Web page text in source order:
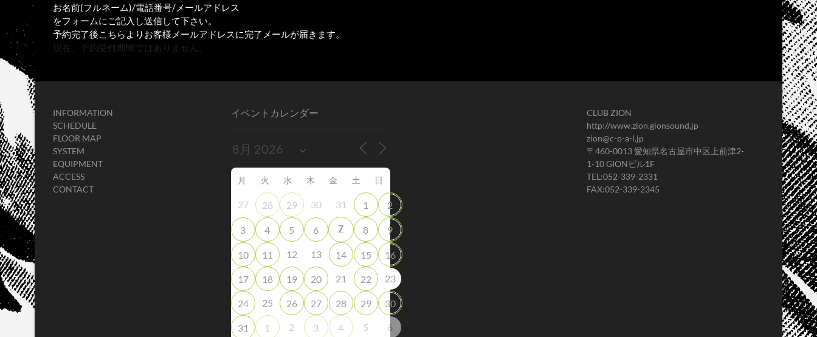
お名前(フルネーム)/電話番号/メールアドレス
をフォームにご記入し送信して下さい。
予約完了後こちらよりお客様メールアドレスに完了メールが届きます。
現在、予約受付期間ではありません。
INFORMATION
SCHEDULE
FLOOR MAP
SYSTEM
EQUIPMENT
ACCESS
CONTACT
イベントカレンダー
月 火 水 木 金 土 日
27 28 29 30 31 1 2
3 4 5 6 7 8 9
10 11 12 13 14 15 16
17 18 19 20 21 22 23
24 25 26 27 28 29 30
31 1 2 3 4 5 6
CLUB ZION
http://www.zion.gionsound.jp
zion@c-o-a-l.jp
〒460-0013 愛知県名古屋市中区上前津2-
1-10 GIONビル1F
TEL:052-339-2331
FAX:052-339-2345